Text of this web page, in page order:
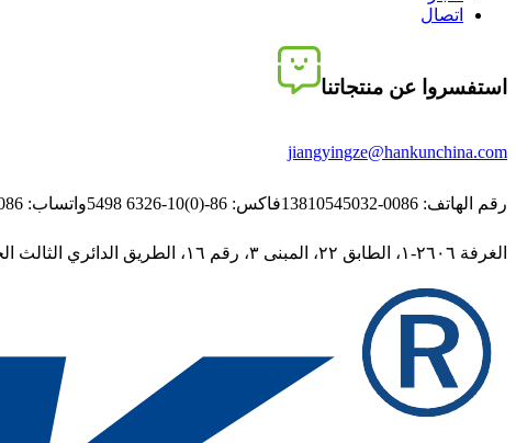
اتصال
استفسروا عن منتجاتنا
jiangyingze@hankunchina.com
رقم الهاتف: 0086-13810545032 فاكس: 86-(0)10-6326 5498 واتساب: 0086-13810545032
الغرفة ٢٦٠٦-١، الطابق ٢٢، المبنى ٣، رقم ١٦، الطريق الدائري الثالث الجنوبي الغربي، منطقة فنغتاي، بكين، الصين